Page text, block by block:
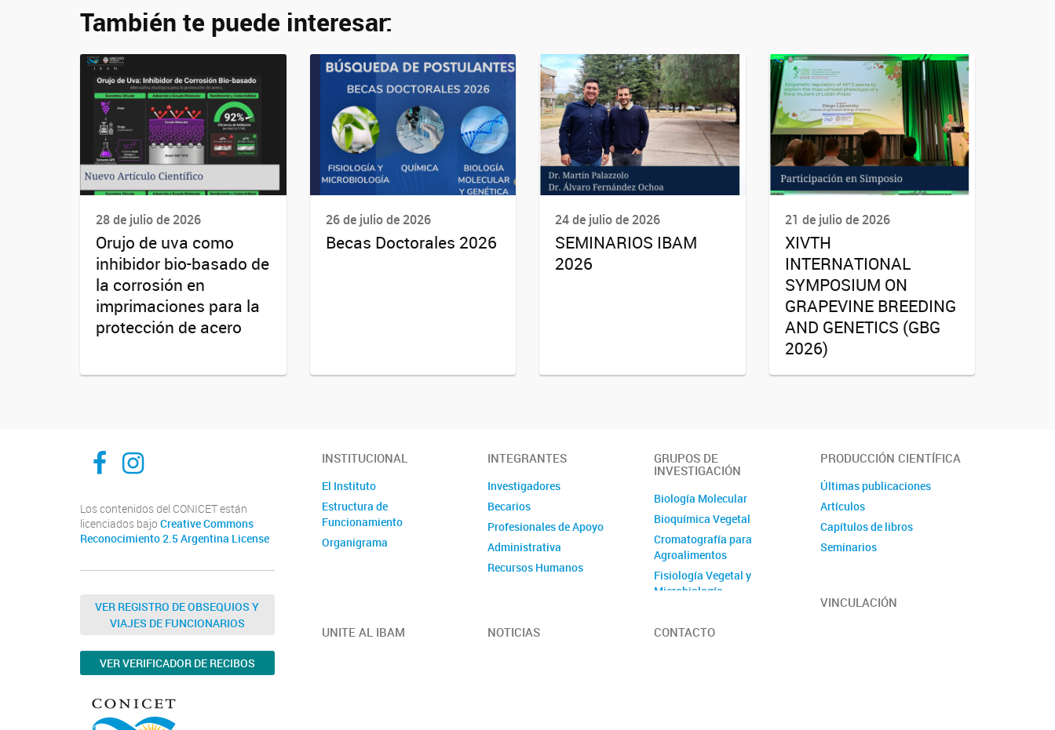
También te puede interesar:
28 de julio de 2026
Orujo de uva como
inhibidor bio-basado de
la corrosión en
imprimaciones para la
protección de acero
26 de julio de 2026
Becas Doctorales 2026
24 de julio de 2026
SEMINARIOS IBAM
2026
21 de julio de 2026
XIVTH
INTERNATIONAL
SYMPOSIUM ON
GRAPEVINE BREEDING
AND GENETICS (GBG
2026)
ibam-facebook
ibam-instagram
Los contenidos del CONICET están
licenciados bajo Creative Commons
Reconocimiento 2.5 Argentina License
VER REGISTRO DE OBSEQUIOS Y
VIAJES DE FUNCIONARIOS
VER VERIFICADOR DE RECIBOS
INSTITUCIONAL
El Instituto
Estructura de
Funcionamiento
Organigrama
INTEGRANTES
Investigadores
Becarios
Profesionales de Apoyo
Administrativa
Recursos Humanos
GRUPOS DE
INVESTIGACIÓN
Biología Molecular
Bioquímica Vegetal
Cromatografía para
Agroalimentos
Fisiología Vegetal y
Microbiología
Genómica Evolutiva de
PRODUCCIÓN CIENTÍFICA
Últimas publicaciones
Artículos
Capítulos de libros
Seminarios
VINCULACIÓN
UNITE AL IBAM
NOTICIAS CONTACTO